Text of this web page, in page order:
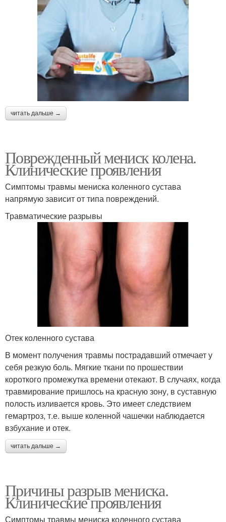
читать дальше →
Поврежденный мениск колена.
Клинические проявления
Симптомы травмы мениска коленного сустава
напрямую зависит от типа повреждений.
Травматические разрывы
Отек коленного сустава
В момент получения травмы пострадавший отмечает у
себя резкую боль. Мягкие ткани по прошествии
короткого промежутка времени отекают. В случаях, когда
травмирование пришлось на красную зону, в суставную
полость изливается кровь. Это имеет следствием
гемартроз, т.е. выше коленной чашечки наблюдается
взбухание и отек.
читать дальше →
Причины разрыв мениска.
Клинические проявления
Симптомы травмы мениска коленного сустава